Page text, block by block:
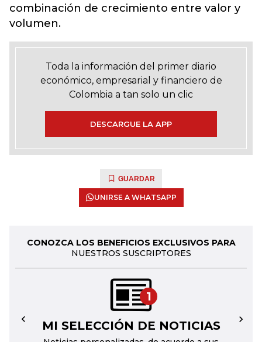
combinación de crecimiento entre valor y
volumen.
Toda la información del primer diario
económico, empresarial y financiero de
Colombia a tan solo un clic
DESCARGUE LA APP
GUARDAR
UNIRSE A WHATSAPP
CONOZCA LOS BENEFICIOS EXCLUSIVOS PARA
NUESTROS SUSCRIPTORES
1
MI SELECCIÓN DE NOTICIAS
← →